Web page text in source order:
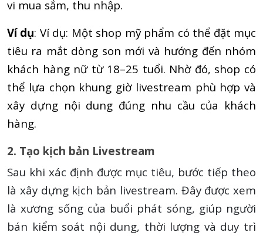
vi mua sắm, thu nhập.
Ví dụ: Ví dụ: Một shop mỹ phẩm có thể đặt mục
tiêu ra mắt dòng son mới và hướng đến nhóm
khách hàng nữ từ 18–25 tuổi. Nhờ đó, shop có
thể lựa chọn khung giờ livestream phù hợp và
xây dựng nội dung đúng nhu cầu của khách
hàng.
2. Tạo kịch bản Livestream
Sau khi xác định được mục tiêu, bước tiếp theo
là xây dựng kịch bản livestream. Đây được xem
là xương sống của buổi phát sóng, giúp người
bán kiểm soát nội dung, thời lượng và duy trì